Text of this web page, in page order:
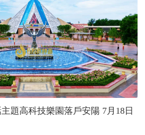
題高科技樂園落戶安陽 7月18日